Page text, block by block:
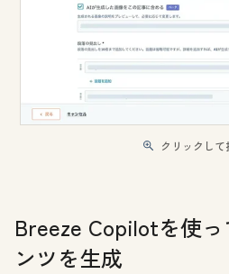
クリックして
Breeze Copilotを使
ンツを生成